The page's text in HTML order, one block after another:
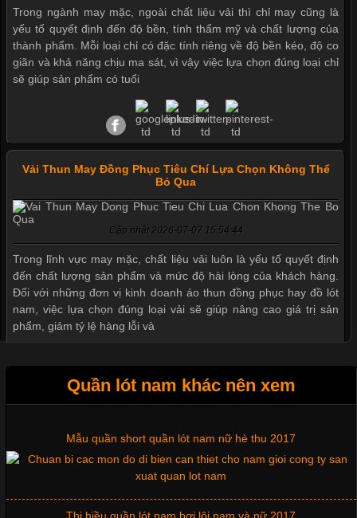
Trong ngành may mặc, ngoài chất liệu vải thì chỉ may cũng là
yếu tố quyết định đến độ bền, tính thẩm mỹ và chất lượng của
thành phẩm. Mỗi loại chỉ có đặc tính riêng về độ bền kéo, độ co
giãn và khả năng chịu ma sát, vì vậy việc lựa chọn đúng loại chỉ
sẽ giúp sản phẩm có tuổi
Vải Thun May Đồng Phục Tiêu Chí Lựa Chọn Không Thể
Bỏ Qua
Cập nhật 2026-07-07 15:54:44
Trong lĩnh vực may mặc, chất liệu vải luôn là yếu tố quyết định
đến chất lượng sản phẩm và mức độ hài lòng của khách hàng.
Đối với những đơn vị kinh doanh áo thun đồng phục hay đồ lót
nam, việc lựa chọn đúng loại vải sẽ giúp nâng cao giá trị sản
phẩm, giảm tỷ lệ hàng lỗi và
Cập nhật 2026-06-01 16:20:50
Quần lót nam khác nên xem
Mẫu quần short quần lót nam nữ hè thu 2017